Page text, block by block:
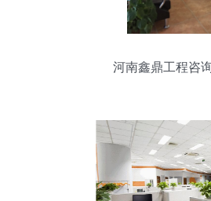
河南鑫鼎工程咨